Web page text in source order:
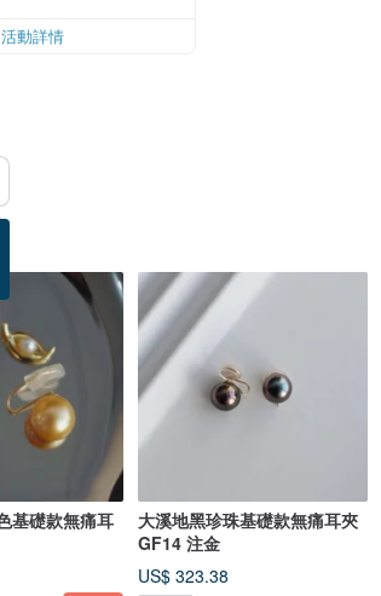
活動詳情
基礎款無痛耳
大溪地黑珍珠基礎款無痛耳夾
GF14 注金
US$ 323.38